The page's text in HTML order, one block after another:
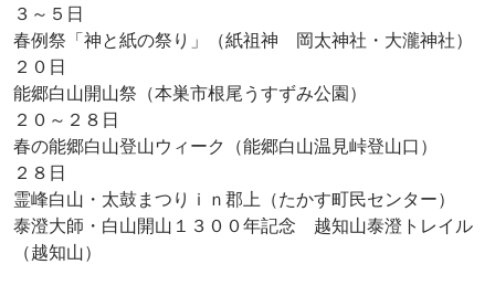
３～５日
春例祭「神と紙の祭り」（紙祖神 岡太神社・大瀧神社）
２０日
能郷白山開山祭（本巣市根尾うすずみ公園）
２０～２８日
春の能郷白山登山ウィーク（能郷白山温見峠登山口）
２８日
霊峰白山・太鼓まつりｉｎ郡上（たかす町民センター）
泰澄大師・白山開山１３００年記念 越知山泰澄トレイル
（越知山）